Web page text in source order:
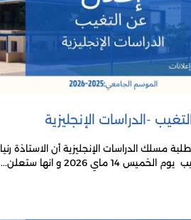
-الدراسات الإنجليزية
مسلك الدراسات الإنجليزية أن الاستاذة رنيا
14 ماي 2026 و انها ستعلن...